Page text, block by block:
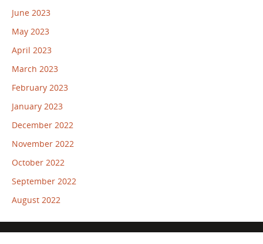
June 2023
May 2023
April 2023
March 2023
February 2023
January 2023
December 2022
November 2022
October 2022
September 2022
August 2022